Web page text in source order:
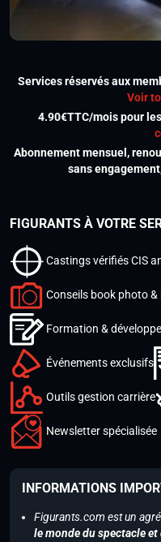
Services réservés aux
Voir
4.90€TTC/mois pour
Abonnement mensuel,
sans
FIGURANTS À VOTRE
Castings vérifiés CIS
Conseils book photo &
Formation &
Événements exclusifs
Outils gestion carrière
Newsletter spécialisée
INFORMATIONS
Figurants.com est un
le monde du spectacle